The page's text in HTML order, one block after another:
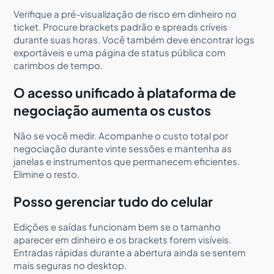
Verifique a pré-visualização de risco em dinheiro no
ticket. Procure brackets padrão e spreads críveis
durante suas horas. Você também deve encontrar logs
exportáveis e uma página de status pública com
carimbos de tempo.
O acesso unificado à plataforma de
negociação aumenta os custos
Não se você medir. Acompanhe o custo total por
negociação durante vinte sessões e mantenha as
janelas e instrumentos que permanecem eficientes.
Elimine o resto.
Posso gerenciar tudo do celular
Edições e saídas funcionam bem se o tamanho
aparecer em dinheiro e os brackets forem visíveis.
Entradas rápidas durante a abertura ainda se sentem
mais seguras no desktop.